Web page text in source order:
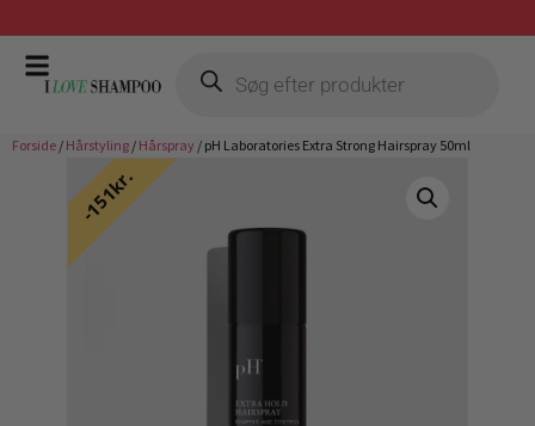
Gratis fragt ved køb over 399,-
Forside / Hårstyling / Hårspray / pH Laboratories Extra Strong Hairspray 50ml
151kr.